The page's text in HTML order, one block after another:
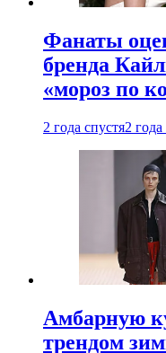
Фанаты
бренда
«мороз по
2 года спустя2 года
Амбарную
трендом